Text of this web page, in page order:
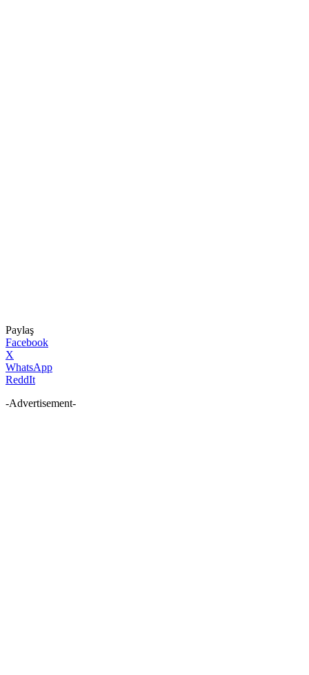
Paylaş
Facebook
X
WhatsApp
ReddIt
-Advertisement-